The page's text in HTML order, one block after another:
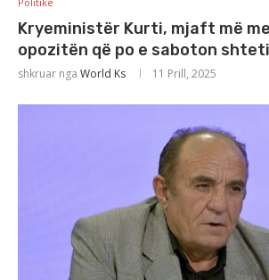
Kryeministër Kurti, mjaft më
opozitën që po e saboton
shkruar nga World Ks 11 Prill, 2025